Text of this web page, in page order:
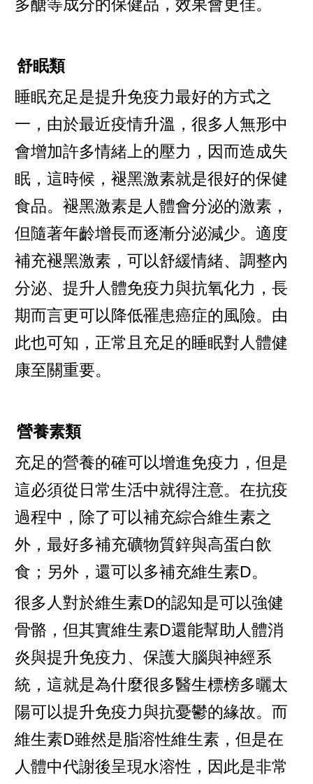
多醣等成分的保健品，效果會更佳。
舒眠類
睡眠充足是提升免疫力最好的方式之
一，由於最近疫情升溫，很多人無形中
會增加許多情緒上的壓力，因而造成失
眠，這時候，褪黑激素就是很好的保健
食品。褪黑激素是人體會分泌的激素，
但隨著年齡增長而逐漸分泌減少。適度
補充褪黑激素，可以舒緩情緒、調整內
分泌、提升人體免疫力與抗氧化力，長
期而言更可以降低罹患癌症的風險。由
此也可知，正常且充足的睡眠對人體健
康至關重要。
營養素類
充足的營養的確可以增進免疫力，但是
這必須從日常生活中就得注意。在抗疫
過程中，除了可以補充綜合維生素之
外，最好多補充礦物質鋅與高蛋白飲
食；另外，還可以多補充維生素D。
很多人對於維生素D的認知是可以強健
骨骼，但其實維生素D還能幫助人體消
炎與提升免疫力、保護大腦與神經系
統，這就是為什麼很多醫生標榜多曬太
陽可以提升免疫力與抗憂鬱的緣故。而
維生素D雖然是脂溶性維生素，但是在
人體中代謝後呈現水溶性，因此是非常